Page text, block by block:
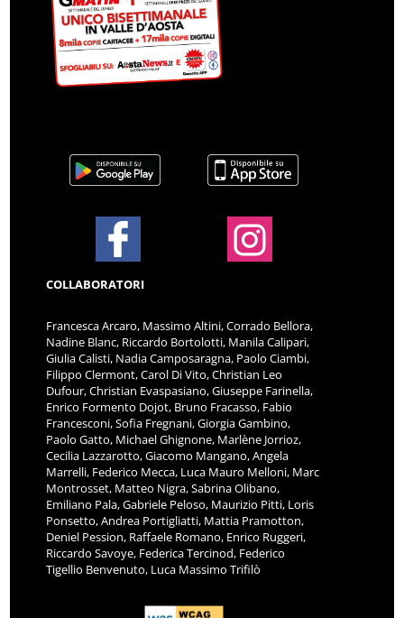
COLLABORATORI
Francesca Arcaro, Massimo Altini, Corrado Bellora,
Nadine Blanc, Riccardo Bortolotti, Manila Calipari,
Giulia Calisti, Nadia Camposaragna, Paolo Ciambi,
Filippo Clermont, Carol Di Vito, Christian Leo
Dufour, Christian Evaspasiano, Giuseppe Farinella,
Enrico Formento Dojot, Bruno Fracasso, Fabio
Francesconi, Sofia Fregnani, Giorgia Gambino,
Paolo Gatto, Michael Ghignone, Marlène Jorrioz,
Cecilia Lazzarotto, Giacomo Mangano, Angela
Marrelli, Federico Mecca, Luca Mauro Melloni, Marc
Montrosset, Matteo Nigra, Sabrina Olibano,
Emiliano Pala, Gabriele Peloso, Maurizio Pitti, Loris
Ponsetto, Andrea Portigliatti, Mattia Pramotton,
Deniel Pession, Raffaele Romano, Enrico Ruggeri,
Riccardo Savoye, Federica Tercinod, Federico
Tigellio Benvenuto, Luca Massimo Trifilò